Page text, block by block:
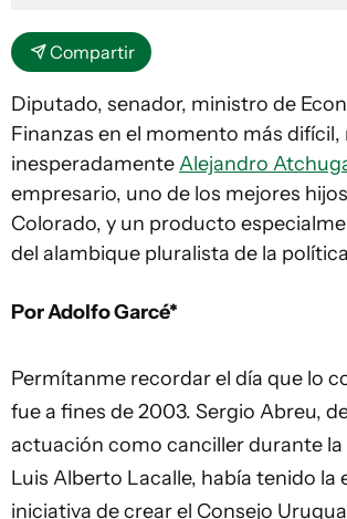
Compartir
Diputado, senador, ministro de
Finanzas en el momento más difícil,
inesperadamenteAlejandro
empresario, uno de los mejores
Colorado, y un producto
del alambique pluralista de la
Por Adolfo Garcé*
Permítanme recordar el día que lo
fue a fines de 2003. Sergio Abreu,
actuación como canciller durante la
Luis Alberto Lacalle, había tenido la
iniciativa de crear el Consejo